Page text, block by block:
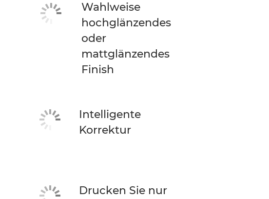
Wahlweise
hochglänzendes
oder
mattglänzendes
Finish
Intelligente
Korrektur
Drucken Sie nur